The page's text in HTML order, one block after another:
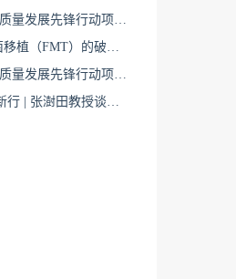
0629-领航计划—皮肤科高质量发展先锋行动项目第六季第63期
从“粪水”到“新药”——肠菌移植（FMT）的破局与临床应用全景 | 肠道微生态规范化诊疗1
0601-领航计划—皮肤科高质量发展先锋行动项目第六季第42期
二十三载薪火传，聚力向新行 | 张澍田教授谈中国消化医学的传承与突破